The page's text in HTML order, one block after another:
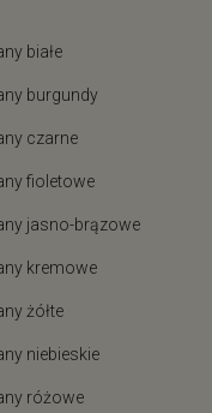
białe
burgundy
czarne
fioletowe
jasno-brązowe
kremowe
żółte
niebieskie
różowe